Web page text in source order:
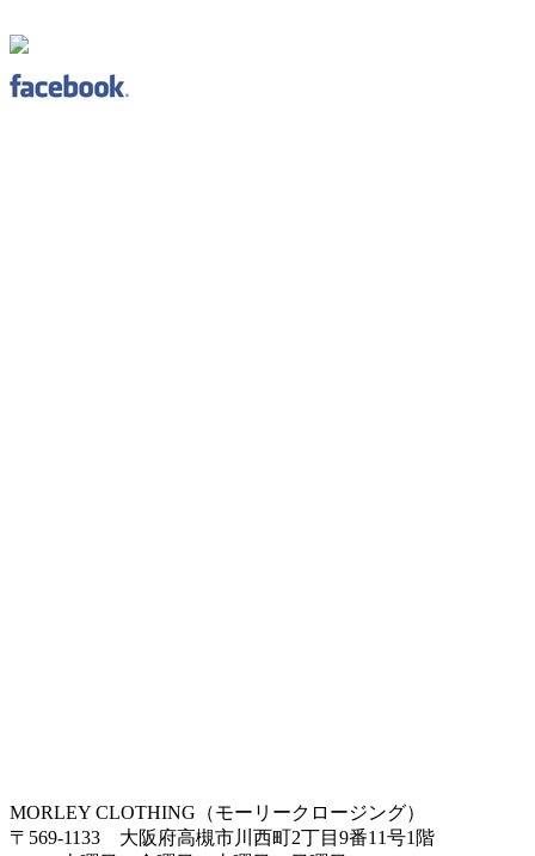
MORLEY CLOTHING（モーリークロージング）
〒569-1133 大阪府高槻市川西町2丁目9番11号1階